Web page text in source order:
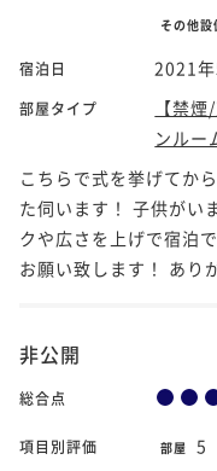
その他設
宿泊日 2021
部屋タイプ
【禁
ンルー
こちらで式を挙げてか
た伺います！ 子供がい
クや広さを上げで宿泊
お願い致します！ あり
非公開
総合点
項目別評価 部屋 5